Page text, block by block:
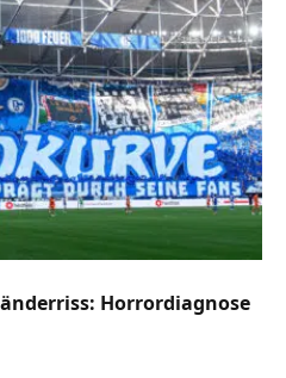
Horrordiagnose